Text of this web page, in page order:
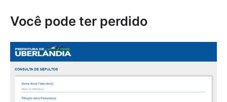
Você pode ter perdido